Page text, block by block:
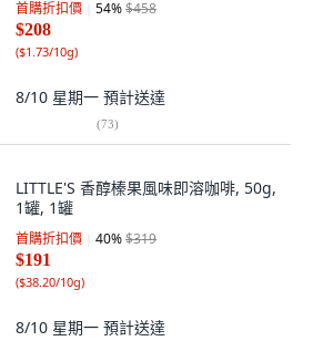
首購折扣價 54%$458
$208
($1.73/10g)
8/10 星期一 預計送達
(73)
LITTLE'S 香醇榛果風味即溶咖啡, 50g,
1罐, 1罐
首購折扣價 40%$319
$191
($38.20/10g)
8/10 星期一 預計送達